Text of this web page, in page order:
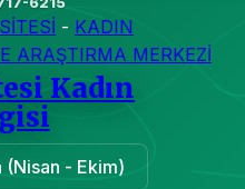
- KADIN
ARAŞTIRMA MERKEZİ
Kadın
(Nisan - Ekim)